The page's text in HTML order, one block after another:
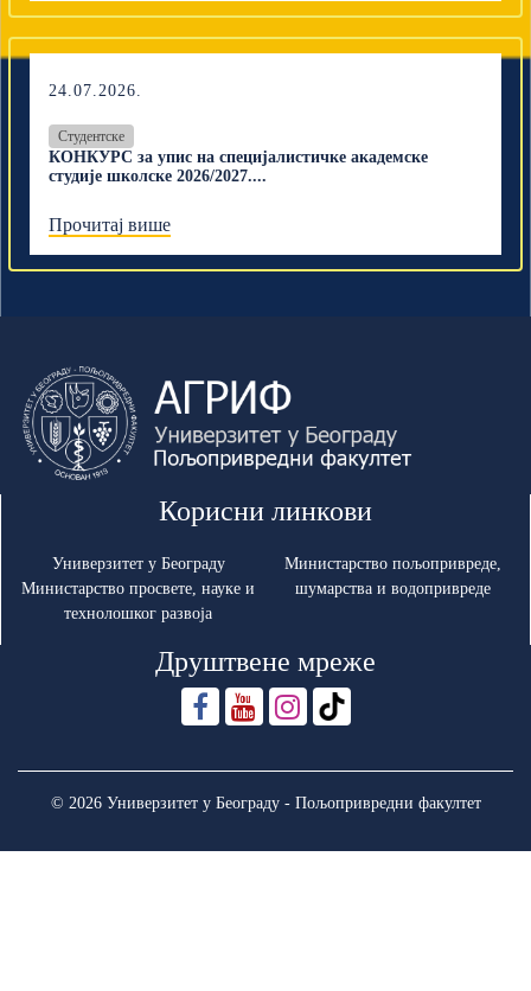
24.07.2026.
Студентске
КОНКУРС за упис на специјалистичке академске
студије школске 2026/2027....
Прочитај више
Корисни линкови
Универзитет у Београду
Министарство просвете, науке и
технолошког развоја
Министарство пољопривреде,
шумарства и водопривреде
Друштвене мреже
© 2026 Универзитет у Београду - Пољопривредни факултет